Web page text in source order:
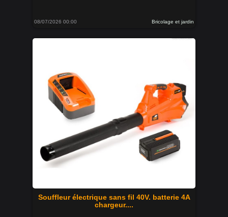
08/07/2026 00:00 Bricolage et jardin
Souffleur électrique sans fil 40V. batterie 4A
chargeur....